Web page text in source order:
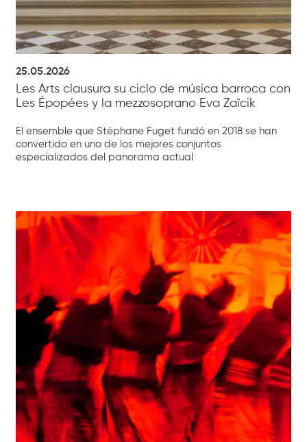
25.05.2026
Les Arts clausura su ciclo de música barroca con
Les Épopées y la mezzosoprano Eva Zaïcik
El ensemble que Stéphane Fuget fundó en 2018 se han
convertido en uno de los mejores conjuntos
especializados del panorama actual